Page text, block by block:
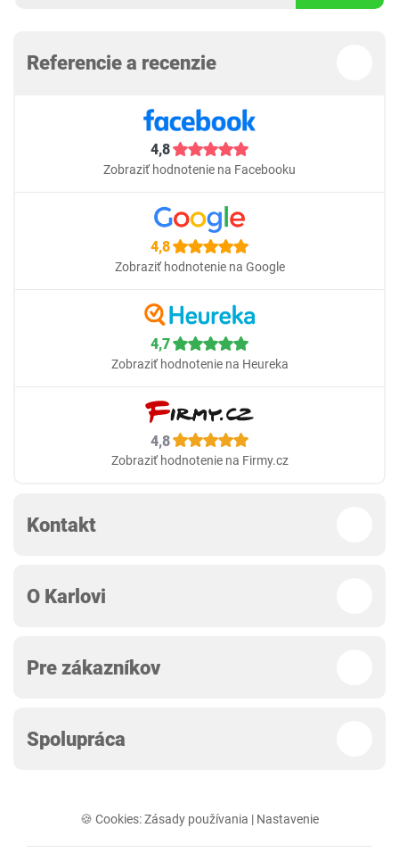
Referencie a recenzie
4,8
Zobraziť hodnotenie na Facebooku
4,8
Zobraziť hodnotenie na Google
4,7
Zobraziť hodnotenie na Heureka
4,8
Zobraziť hodnotenie na Firmy.cz
Kontakt
O Karlovi
Pre zákazníkov
Spolupráca
🍪 Cookies:Zásady používania | Nastavenie